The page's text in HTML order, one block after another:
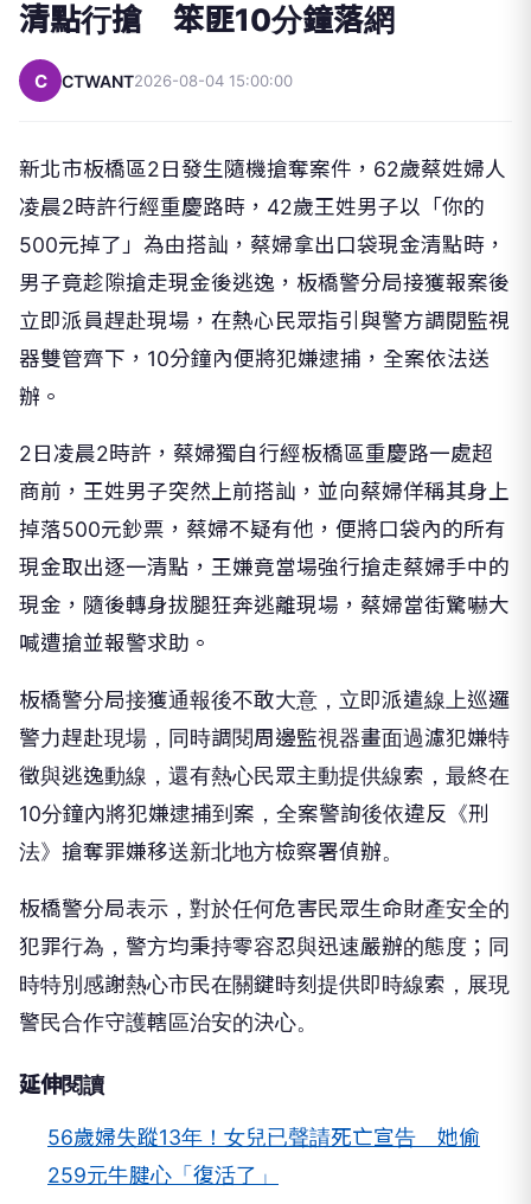
清點行搶 笨匪10分鐘落網
C CTWANT2026-08-04 15:00:00
新北市板橋區2日發生隨機搶奪案件，62歲蔡姓婦人
凌晨2時許行經重慶路時，42歲王姓男子以「你的
500元掉了」為由搭訕，蔡婦拿出口袋現金清點時，
男子竟趁隙搶走現金後逃逸，板橋警分局接獲報案後
立即派員趕赴現場，在熱心民眾指引與警方調閱監視
器雙管齊下，10分鐘內便將犯嫌逮捕，全案依法送
辦。
2日凌晨2時許，蔡婦獨自行經板橋區重慶路一處超
商前，王姓男子突然上前搭訕，並向蔡婦佯稱其身上
掉落500元鈔票，蔡婦不疑有他，便將口袋內的所有
現金取出逐一清點，王嫌竟當場強行搶走蔡婦手中的
現金，隨後轉身拔腿狂奔逃離現場，蔡婦當街驚嚇大
喊遭搶並報警求助。
板橋警分局接獲通報後不敢大意，立即派遣線上巡邏
警力趕赴現場，同時調閱周邊監視器畫面過濾犯嫌特
徵與逃逸動線，還有熱心民眾主動提供線索，最終在
10分鐘內將犯嫌逮捕到案，全案警詢後依違反《刑
法》搶奪罪嫌移送新北地方檢察署偵辦。
板橋警分局表示，對於任何危害民眾生命財產安全的
犯罪行為，警方均秉持零容忍與迅速嚴辦的態度；同
時特別感謝熱心市民在關鍵時刻提供即時線索，展現
警民合作守護轄區治安的決心。
延伸閱讀
56歲婦失蹤13年！女兒已聲請死亡宣告 她偷
259元牛腱心「復活了」